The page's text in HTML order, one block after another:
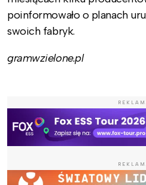
poinformowało o planach
swoich fabryk.
gramwzielone.pl